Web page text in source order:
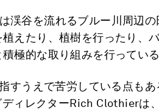
渓谷を流れるブルー川周辺
えたり、植樹を行ったり、
極的な取り組みを行っている
すうえで苦労している点も
ィレクターRich Clothierは